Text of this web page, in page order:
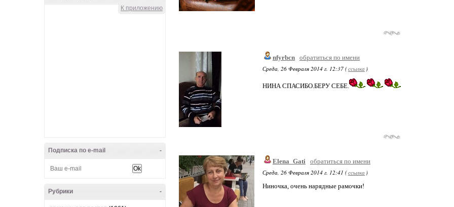
К приложению
-
Подписка по e-mail
-
Рубрики
nfyrbcn обратиться по имени
Среда, 26 Февраля 2014 г. 12:37 (ссылка )
НИНА СПАСИБО.БЕРУ СЕБЕ.
Elena_Gati обратиться по имени
Среда, 26 Февраля 2014 г. 12:41 (ссылка )
Ниночка, очень нарядные рамочки!